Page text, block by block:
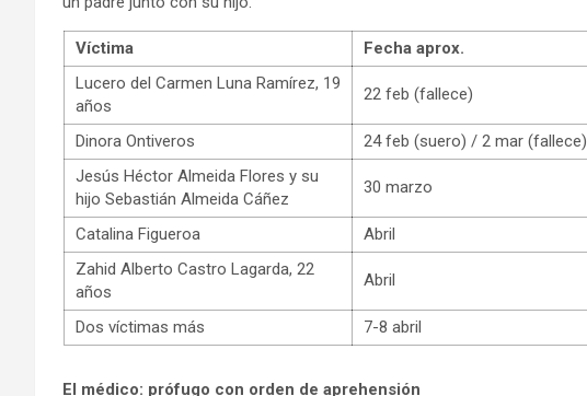
Víctima Fecha aprox.
Lucero del Carmen Luna Ramírez, 19
años
22 feb (fallece)
Dinora Ontiveros 24 feb (suero) / 2 mar (fallece)
Jesús Héctor Almeida Flores y su
hijo Sebastián Almeida Cáñez
30 marzo
Catalina Figueroa Abril
Zahid Alberto Castro Lagarda, 22
años
Abril
Dos víctimas más 7-8 abril
El médico: prófugo con orden de aprehensión